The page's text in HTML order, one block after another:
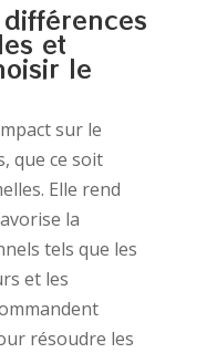
et
le
sur le
que ce soit
Elle rend
la
tels que les
et les
résoudre les